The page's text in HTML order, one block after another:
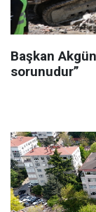
Başkan
sorunudur”